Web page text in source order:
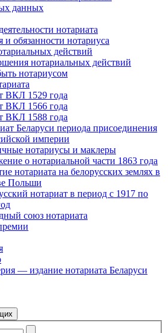
данных
нотариата
обязанности нотариуса
действий
нотариальных действий
нотариусом
ВКЛ 1529 года
ВКЛ 1566 года
ВКЛ 1588 года
Беларуси периода присоединения
империи
нотариусы и маклеры
о нотариальной части 1863 года
нотариата на белорусских землях в
Польши
нотариат в период с 1917 по
союз нотариата
— издание нотариата Беларуси